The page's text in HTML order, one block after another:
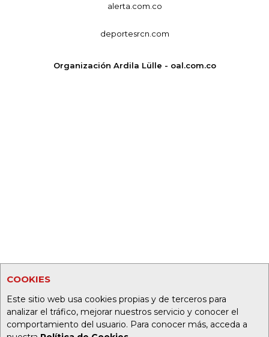
COOKIES
Este sitio web usa cookies propias y de terceros para
analizar el tráfico, mejorar nuestros servicio y conocer el
comportamiento del usuario. Para conocer más, acceda a
alerta.com.co
deportesrcn.com
Organización Ardila Lülle - oal.com.co